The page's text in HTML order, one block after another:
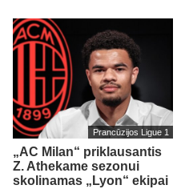
Prancūzijos Ligue 1
„AC Milan“ priklausantis
Z. Athekame sezonui
skolinamas „Lyon“ ekipai